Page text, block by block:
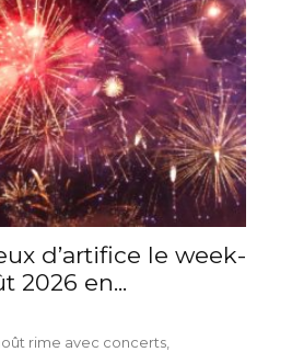
d’artifice le week-
2026 en...
rime avec concerts,